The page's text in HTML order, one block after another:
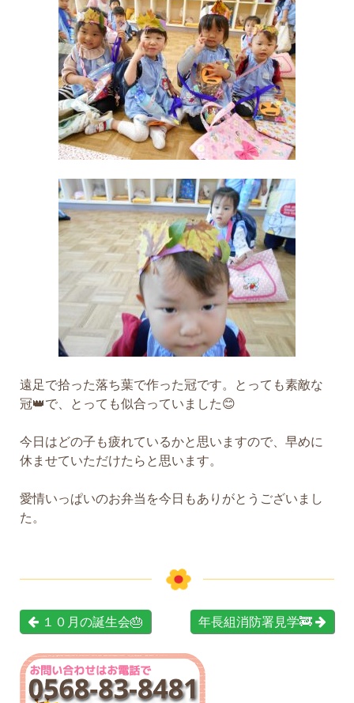
遠足で拾った落ち葉で作った冠です。とっても素敵な
冠👑で、とっても似合っていました😊
今日はどの子も疲れているかと思いますので、早めに
休ませていただけたらと思います。
愛情いっぱいのお弁当を今日もありがとうございまし
た。
１０月の誕生会🎂 年長組消防署見学🚒